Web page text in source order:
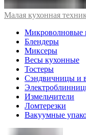
Малая кухонная
Микроволновые
Блендеры
Миксеры
Весы кухонные
Тостеры
Сэндвичницы и
Измельчители
Ломтерезки
Вакуумные